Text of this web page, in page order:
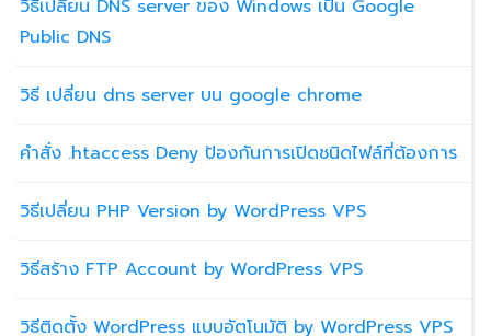
วิธีเปลี่ยน DNS server ของ Windows เป็น Google
Public DNS
วิธี เปลี่ยน dns server บน google chrome
คำสั่ง .htaccess Deny ป้องกันการเปิดชนิดไฟล์ที่ต้องการ
วิธีเปลี่ยน PHP Version by WordPress VPS
วิธีสร้าง FTP Account by WordPress VPS
วิธีติดตั้ง WordPress แบบอัตโนมัติ by WordPress VPS